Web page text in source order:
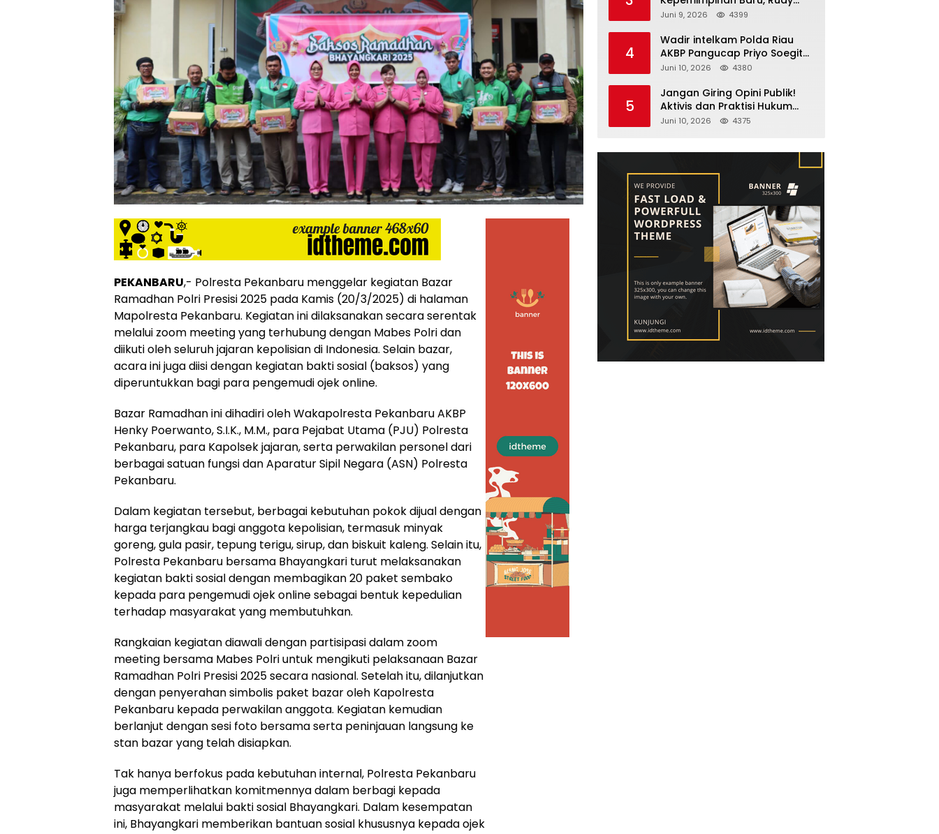
PEKANBARU,- Polresta Pekanbaru menggelar kegiatan Bazar
Ramadhan Polri Presisi 2025 pada Kamis (20/3/2025) di halaman
Mapolresta Pekanbaru. Kegiatan ini dilaksanakan secara serentak
melalui zoom meeting yang terhubung dengan Mabes Polri dan
diikuti oleh seluruh jajaran kepolisian di Indonesia. Selain bazar,
acara ini juga diisi dengan kegiatan bakti sosial (baksos) yang
diperuntukkan bagi para pengemudi ojek online.
Bazar Ramadhan ini dihadiri oleh Wakapolresta Pekanbaru AKBP
Henky Poerwanto, S.I.K., M.M., para Pejabat Utama (PJU) Polresta
Pekanbaru, para Kapolsek jajaran, serta perwakilan personel dari
berbagai satuan fungsi dan Aparatur Sipil Negara (ASN) Polresta
Pekanbaru.
Dalam kegiatan tersebut, berbagai kebutuhan pokok dijual dengan
harga terjangkau bagi anggota kepolisian, termasuk minyak
goreng, gula pasir, tepung terigu, sirup, dan biskuit kaleng. Selain itu,
Polresta Pekanbaru bersama Bhayangkari turut melaksanakan
kegiatan bakti sosial dengan membagikan 20 paket sembako
kepada para pengemudi ojek online sebagai bentuk kepedulian
terhadap masyarakat yang membutuhkan.
Rangkaian kegiatan diawali dengan partisipasi dalam zoom
meeting bersama Mabes Polri untuk mengikuti pelaksanaan Bazar
Ramadhan Polri Presisi 2025 secara nasional. Setelah itu, dilanjutkan
dengan penyerahan simbolis paket bazar oleh Kapolresta
Pekanbaru kepada perwakilan anggota. Kegiatan kemudian
berlanjut dengan sesi foto bersama serta peninjauan langsung ke
stan bazar yang telah disiapkan.
Tak hanya berfokus pada kebutuhan internal, Polresta Pekanbaru
juga memperlihatkan komitmennya dalam berbagi kepada
masyarakat melalui bakti sosial Bhayangkari. Dalam kesempatan
ini, Bhayangkari memberikan bantuan sosial khususnya kepada ojek
Fernando Sianturi Resmi
Juni 9, 2026 4399
4
Wadir intelkam Polda Riau
AKBP Pangucap Priyo Soegito
Menghadiri Kolaborasi
Cegah Karhutla
Juni 10, 2026 4380
5
Jangan Giring Opini Publik!
Aktivis dan Praktisi Hukum
Larshen Yunus Bantah
Juni 10, 2026 4375